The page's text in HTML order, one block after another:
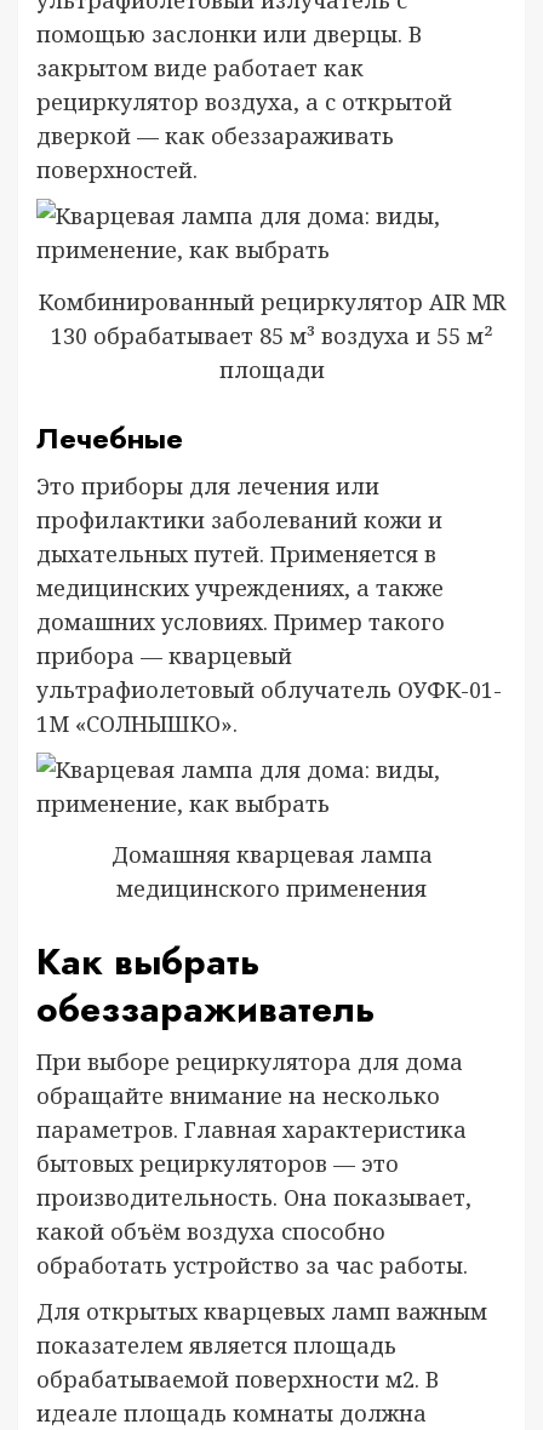
помощью заслонки или дверцы. В
закрытом виде работает как
рециркулятор воздуха, а с открытой
дверкой — как обеззараживать
поверхностей.
Комбинированный рециркулятор AIR MR
130 обрабатывает 85 м³ воздуха и 55 м²
площади
Лечебные
Это приборы для лечения или
профилактики заболеваний кожи и
дыхательных путей. Применяется в
медицинских учреждениях, а также
домашних условиях. Пример такого
прибора — кварцевый
ультрафиолетовый облучатель ОУФК-01-
1М «СОЛНЫШКО».
Домашняя кварцевая лампа
медицинского применения
Как выбрать
обеззараживатель
При выборе рециркулятора для дома
обращайте внимание на несколько
параметров. Главная характеристика
бытовых рециркуляторов — это
производительность. Она показывает,
какой объём воздуха способно
обработать устройство за час работы.
Для открытых кварцевых ламп важным
показателем является площадь
обрабатываемой поверхности м2. В
идеале площадь комнаты должна